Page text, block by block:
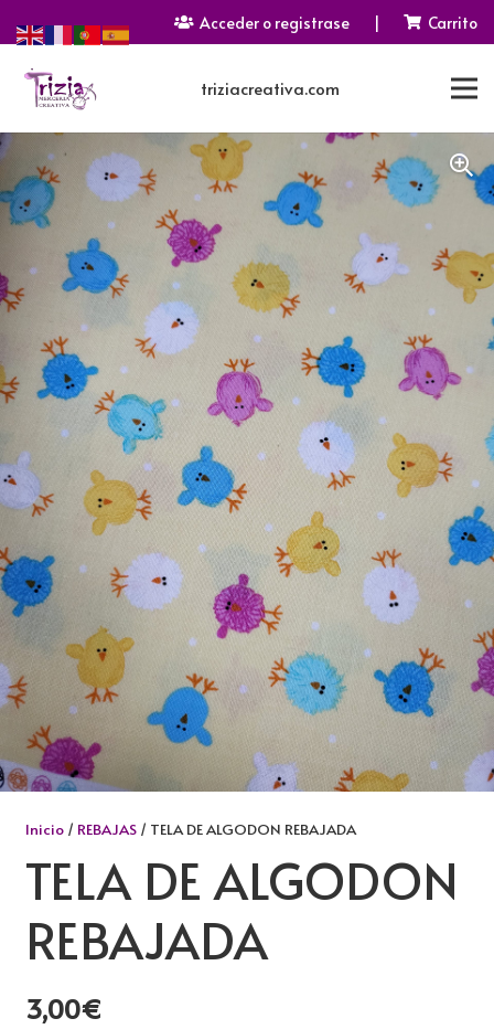
Acceder o registrase | Carrito
triziacreativa.com
Inicio/ REBAJAS/ TELA DE ALGODON REBAJADA
TELA DE ALGODON
REBAJADA
3,00€